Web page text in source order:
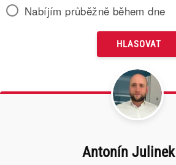
Nabíjím průběžně během dne
Antonín Julinek